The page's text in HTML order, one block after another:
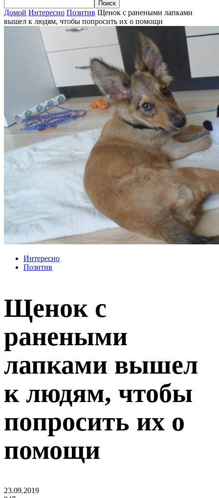
Домой Интересно Позитив Щенок с ранеными лапками
вышел к людям, чтобы попросить их о помощи
Интересно
Позитив
Щенок с
ранеными
лапками вышел
к людям, чтобы
попросить их о
помощи
23.09.2019